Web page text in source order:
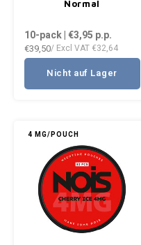
Normal
10-pack | €3,95 p.p.
€39,50/ Excl VAT €32,64
Nicht auf Lager
4 MG/POUCH